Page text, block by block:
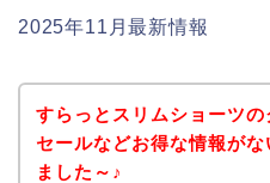
2025年11月最新情報
すらっとスリムショーツの
セールなどお得な情報が
ました～♪